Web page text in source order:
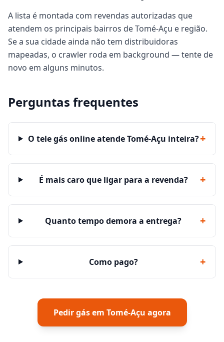
A lista é montada com revendas autorizadas que
atendem os principais bairros de Tomé-Açu e região.
Se a sua cidade ainda não tem distribuidoras
mapeadas, o crawler roda em background — tente de
novo em alguns minutos.
Perguntas frequentes
O tele gás online atende Tomé-Açu inteira?+
É mais caro que ligar para a revenda? +
Quanto tempo demora a entrega? +
Como pago? +
Pedir gás em Tomé-Açu agora